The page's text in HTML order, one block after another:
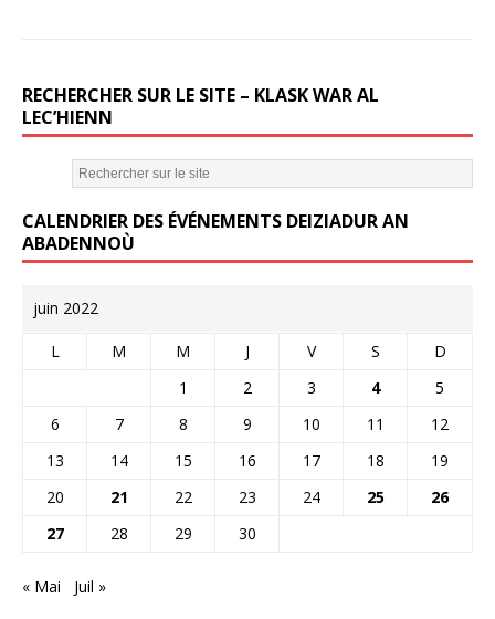
RECHERCHER SUR LE SITE – KLASK WAR AL
LEC’HIENN
CALENDRIER DES ÉVÉNEMENTS DEIZIADUR AN
ABADENNOÙ
juin 2022
L M M J V S
D
1
2 3 4
5
6
7 8 9 10 11
12
13
14 15 16 17 18
19
20
21 22 23 24 25
26
27
28 29 30
« Mai Juil »